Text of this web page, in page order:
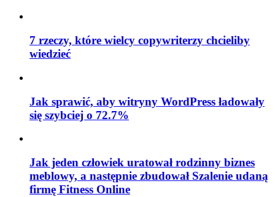
7 rzeczy, które wielcy copywriterzy chcieliby
wiedzieć
Jak sprawić, aby witryny WordPress ładowały
się szybciej o 72.7%
Jak jeden człowiek uratował rodzinny biznes
meblowy, a następnie zbudował Szalenie udaną
firmę Fitness Online